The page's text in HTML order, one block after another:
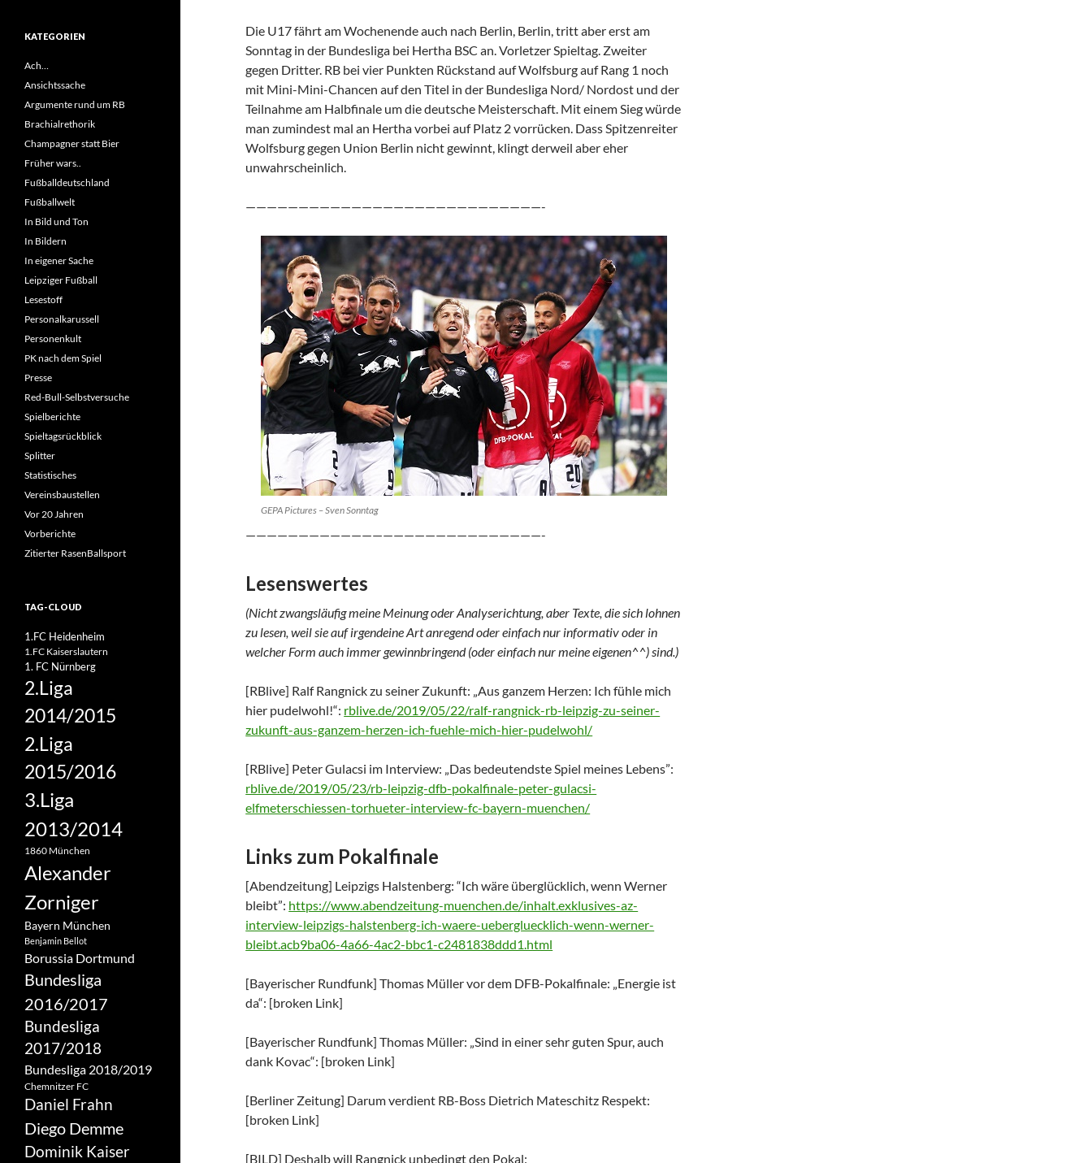
Die U17 fährt am Wochenende auch nach Berlin, Berlin, tritt aber erst am
Sonntag in der Bundesliga bei Hertha BSC an. Vorletzer Spieltag. Zweiter
gegen Dritter. RB bei vier Punkten Rückstand auf Wolfsburg auf Rang 1 noch
mit Mini-Mini-Chancen auf den Titel in der Bundesliga Nord/ Nordost und der
Teilnahme am Halbfinale um die deutsche Meisterschaft. Mit einem Sieg würde
man zumindest mal an Hertha vorbei auf Platz 2 vorrücken. Dass Spitzenreiter
Wolfsburg gegen Union Berlin nicht gewinnt, klingt derweil aber eher
unwahrscheinlich.
————————————————————————————-
GEPA Pictures – Sven Sonntag
————————————————————————————-
Lesenswertes
(Nicht zwangsläufig meine Meinung oder Analyserichtung, aber Texte, die sich lohnen
zu lesen, weil sie auf irgendeine Art anregend oder einfach nur informativ oder in
welcher Form auch immer gewinnbringend (oder einfach nur meine eigenen^^) sind.)
[RBlive] Ralf Rangnick zu seiner Zukunft: „Aus ganzem Herzen: Ich fühle mich
hier pudelwohl!“: rblive.de/2019/05/22/ralf-rangnick-rb-leipzig-zu-seiner-
zukunft-aus-ganzem-herzen-ich-fuehle-mich-hier-pudelwohl/
[RBlive] Peter Gulacsi im Interview: „Das bedeutendste Spiel meines Lebens”:
rblive.de/2019/05/23/rb-leipzig-dfb-pokalfinale-peter-gulacsi-
elfmeterschiessen-torhueter-interview-fc-bayern-muenchen/
Links zum Pokalfinale
[Abendzeitung] Leipzigs Halstenberg: “Ich wäre überglücklich, wenn Werner
bleibt”: https://www.abendzeitung-muenchen.de/inhalt.exklusives-az-
interview-leipzigs-halstenberg-ich-waere-uebergluecklich-wenn-werner-
bleibt.acb9ba06-4a66-4ac2-bbc1-c2481838ddd1.html
[Bayerischer Rundfunk] Thomas Müller vor dem DFB-Pokalfinale: „Energie ist
da“: [broken Link]
[Bayerischer Rundfunk] Thomas Müller: „Sind in einer sehr guten Spur, auch
dank Kovac“: [broken Link]
[Berliner Zeitung] Darum verdient RB-Boss Dietrich Mateschitz Respekt:
[broken Link]
[BILD] Deshalb will Rangnick unbedingt den Pokal:
KATEGORIEN
Ach…
Ansichtssache
Argumente rund um RB
Brachialrethorik
Champagner statt Bier
Früher wars..
Fußballdeutschland
Fußballwelt
In Bild und Ton
In Bildern
In eigener Sache
Leipziger Fußball
Lesestoff
Personalkarussell
Personenkult
PK nach dem Spiel
Presse
Red-Bull-Selbstversuche
Spielberichte
Spieltagsrückblick
Splitter
Statistisches
Vereinsbaustellen
Vor 20 Jahren
Vorberichte
Zitierter RasenBallsport
TAG-CLOUD
1.FC Heidenheim
1.FC Kaiserslautern
1. FC Nürnberg
2.Liga
2014/2015
2.Liga
2015/2016
3.Liga
2013/2014
1860 München
Alexander
Zorniger
Bayern München
Benjamin Bellot
Borussia Dortmund
Bundesliga
2016/2017
Bundesliga
2017/2018
Bundesliga 2018/2019
Chemnitzer FC
Daniel Frahn
Diego Demme
Dominik Kaiser